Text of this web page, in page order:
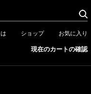
ショップ お気に入り
現在のカートの確認